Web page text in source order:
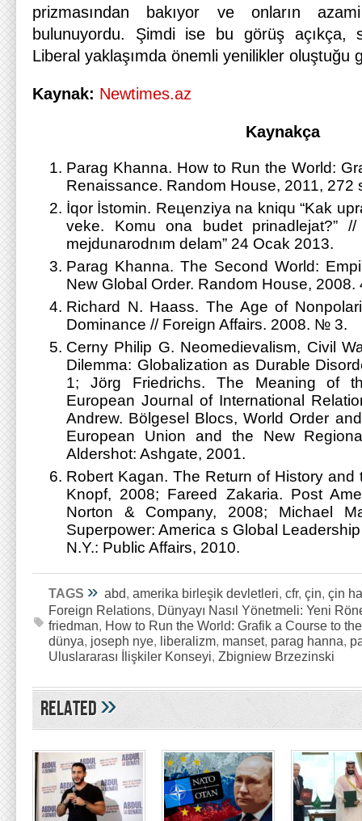
prizmasından bakıyor ve onların
bulunuyordu. Şimdi ise bu görüş açıkça,
Liberal yaklaşımda önemli yenilikler oluştuğu
Kaynak: Newtimes.az
Kaynakça
Parag Khanna. How to Run the World:
Renaissance. Random House, 2011, 272
İqor İstomin. Reцenziya na kniqu “Kak
veke. Komu ona budet prinadlejat?”
mejdunarodnım delam” 24 Ocak 2013.
Parag Khanna. The Second World:
New Global Order. Random House, 2008.
Richard N. Haass. The Age of
Dominance // Foreign Affairs. 2008. № 3.
Cerny Philip G. Neomedievalism, Civil
Dilemma: Globalization as Durable
1; Jörg Friedrichs. The Meaning of
European Journal of International
Andrew. Bölgesel Blocs, World Order
European Union and the New
Aldershot: Ashgate, 2001.
Robert Kagan. The Return of History and
Knopf, 2008; Fareed Zakaria. Post
Norton & Company, 2008; Michael
Superpower: America s Global
N.Y.: Public Affairs, 2010.
TAGS » abd, amerika birleşik devletleri, cfr, çin, çin
Foreign Relations, Dünyayı Nasıl Yönetmeli: Yeni
friedman, How to Run the World: Grafik a Course to
dünya, joseph nye, liberalizm, manset, parag hanna,
Uluslararası İlişkiler Konseyi, Zbigniew Brzezinski
Related»